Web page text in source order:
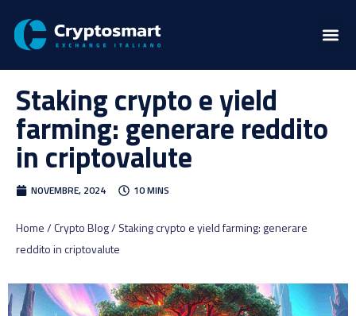
Staking crypto e yield
farming: generare reddito
in criptovalute
NOVEMBRE, 2024 10 MINS
Home / Crypto Blog / Staking crypto e yield farming: generare
reddito in criptovalute